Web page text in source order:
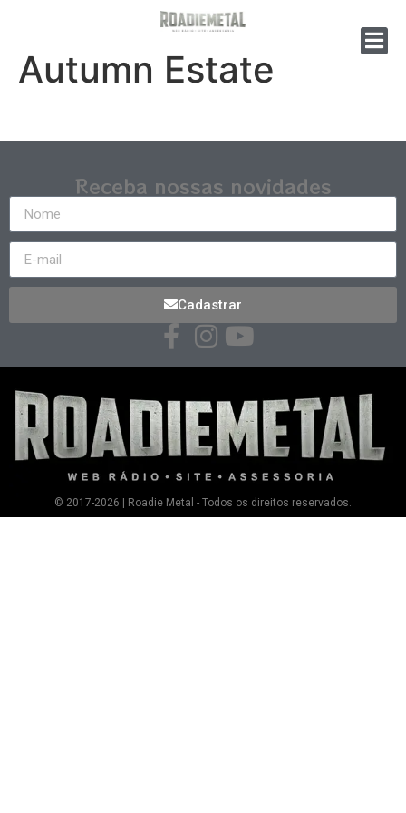
Autumn Estate
Receba nossas novidades
Cadastrar
© 2017-2026 | Roadie Metal - Todos os direitos reservados.